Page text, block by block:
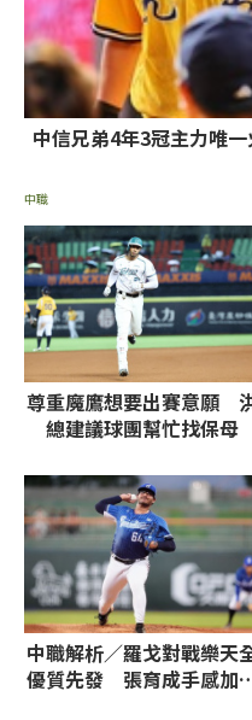
中信兄弟4年3冠主力唯
中職
尊重魔鷹想要出賽意願
總建議球團幫忙找保母
中職解析／羅戈對戰樂天
優質先發 張育成手感加